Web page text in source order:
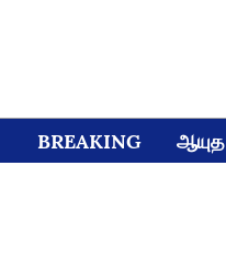
BREAKING ஆயுத